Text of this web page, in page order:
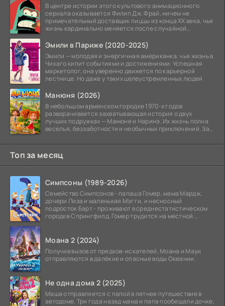
В центре истории этого культового анимационного
сериала оказывается Филип Дж. Фрай, ничем не
примечательный доставщик пиццы из конца XX века, чья
жизнь кардинально меняется после случайной
Эмили в Париже (2020-2025)
Эмили — молодая и энергичная американка, чья жизнь в
Чикаго кипит событиями и достижениями. Успешная
маркетолог, она уверенно движется по карьерной
лестнице. Но даже у таких целеустремленных людей
Манюня (2026)
В небольшом армянском городке 1970-х годов
разворачивается захватывающая история о двух
лучших подружках — Манюне и Наринэ. Их жизнь полна
веселья, беззаботности и необычных приключений. За
Топ за месяц
Симпсоны (1989-2026)
Семейство Симпсонов - папаша Гомер, мама Мардж,
дочери Лиза и маленькая Мэгги, и несносный
подросток Барт - проживают в среднестатистическом
городке Спрингфилд. Гомер трудится на местной
Моана 2 (2024)
Получив вызов от предков-искателей, Моана и Мауи
отправляются в далёкие и опасные воды Океании.
Не одна дома 2 (2025)
Маша отправляется с папой в летнее путешествие в
автодоме. Три года назад мама и папа пообещали дочке,